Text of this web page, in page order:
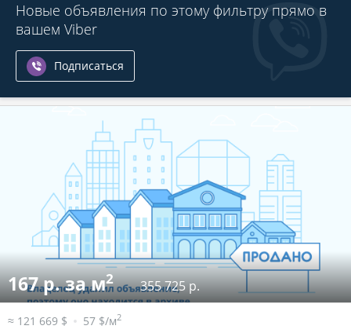
Новые объявления по этому фильтру прямо в
вашем Viber
Подписаться
167 р. за м2 355 725 р.
≈ 121 669 $ 57 $/м2